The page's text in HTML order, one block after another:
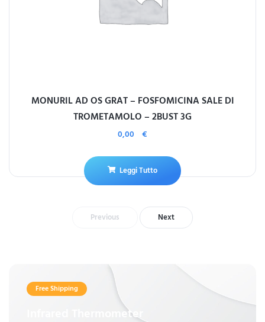
MONURIL AD OS GRAT – FOSFOMICINA SALE DI
TROMETAMOLO – 2BUST 3G
0,00 €
Leggi Tutto
Previous Next
Free Shipping
Infrared Thermometer